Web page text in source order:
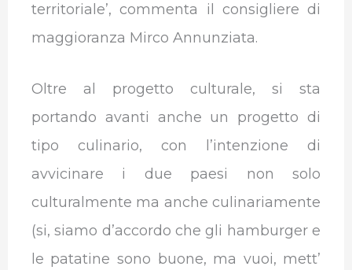
territoriale’, commenta il consigliere di
maggioranza Mirco Annunziata.
Oltre al progetto culturale, si sta
portando avanti anche un progetto di
tipo culinario, con l’intenzione di
avvicinare i due paesi non solo
culturalmente ma anche culinariamente
(si, siamo d’accordo che gli hamburger e
le patatine sono buone, ma vuoi, mett’